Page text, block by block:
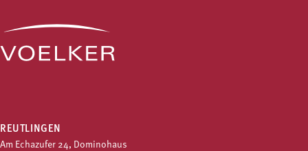
REUTLINGEN
Am Echazufer 24, Dominohaus